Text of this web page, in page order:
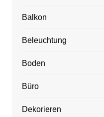
Balkon
Beleuchtung
Boden
Büro
Dekorieren